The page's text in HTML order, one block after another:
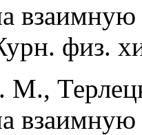
взаимную
физ.
М.,
взаимную